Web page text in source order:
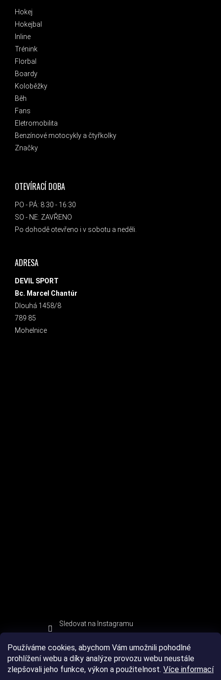
Používáme cookies, abychom Vám umožnili pohodlné
prohlížení webu a díky analýze provozu webu neustále
zlepšovali jeho funkce, výkon a použitelnost. Více informací
Hokej
Hokejbal
Inline
Trénink
Florbal
Boardy
Koloběžky
Běh
Fans
Eletromobilita
Benzínové motocykly a čtyřkolky
Značky
OTEVÍRACÍ DOBA
PO - PÁ: 8:30 - 16:30
SO - NE: ZAVŘENO
Po dohodě otevřeno i v sobotu a neděli.
ADRESA
DEVIL SPORT
Bc. Marcel Chantúr
Dlouhá 1458/8
789 85
Mohelnice
Sledovat na Instagramu